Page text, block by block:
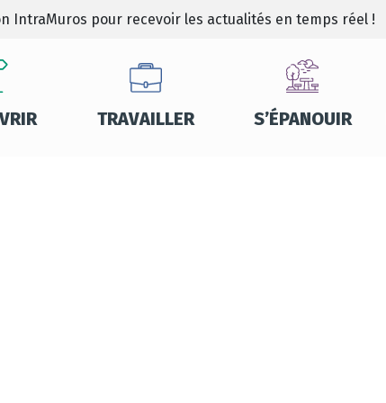
IntraMuros pour recevoir les actualités en temps réel !
TRAVAILLER S’ÉPANOUIR